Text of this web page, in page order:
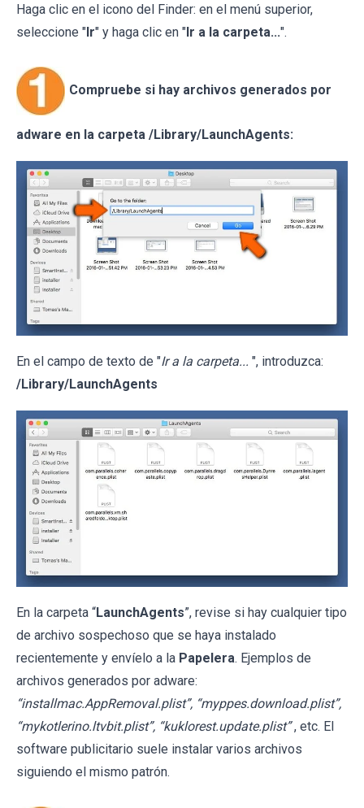
Haga clic en el icono del Finder: en el menú superior,
seleccione "Ir" y haga clic en "Ir a la carpeta...".
Compruebe si hay archivos generados por
adware en la carpeta /Library/LaunchAgents:
En el campo de texto de "Ir a la carpeta... ", introduzca:
/Library/LaunchAgents
En la carpeta “LaunchAgents”, revise si hay cualquier tipo
de archivo sospechoso que se haya instalado
recientemente y envíelo a la Papelera. Ejemplos de
archivos generados por adware:
“installmac.AppRemoval.plist”, “myppes.download.plist”,
“mykotlerino.ltvbit.plist”, “kuklorest.update.plist” , etc. El
software publicitario suele instalar varios archivos
siguiendo el mismo patrón.